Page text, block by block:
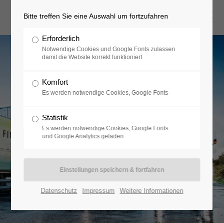
Bitte treffen Sie eine Auswahl um fortzufahren
Erforderlich
Notwendige Cookies und Google Fonts zulassen
damit die Website korrekt funktioniert
Komfort
Es werden notwendige Cookies, Google Fonts
Statistik
Es werden notwendige Cookies, Google Fonts
und Google Analytics geladen
Datenschutz Impressum Weitere Informationen